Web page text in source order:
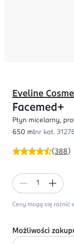
(388 )
Eveline
Facemed+
Płyn micelarny,
650 mlnr kat.
Ceny mogą się różnić
Możliwości